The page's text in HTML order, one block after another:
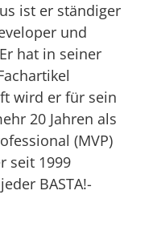
ist er ständiger
und
hat in seiner
wird er für sein
20 Jahren als
(MVP)
seit 1999
BASTA!-